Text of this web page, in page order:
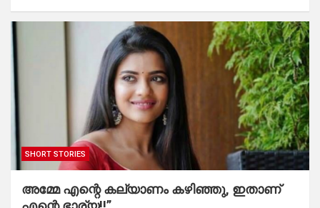
SHORT STORIES
അമ്മേ എന്റെ കല്യാണം കഴിഞ്ഞു, ഇതാണ്